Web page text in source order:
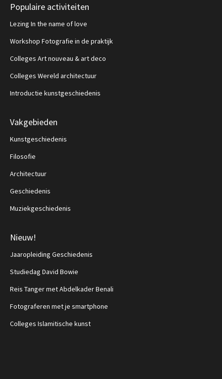
Populaire activiteiten
Lezing In the name of love
Workshop Fotografie in de praktijk
Colleges Art nouveau & art deco
Colleges Wereld architectuur
Introductie kunstgeschiedenis
Vakgebieden
Kunstgeschiedenis
Filosofie
Architectuur
Geschiedenis
Muziekgeschiedenis
Nieuw!
Jaaropleiding Geschiedenis
Studiedag David Bowie
Reis Tanger met Abdelkader Benali
Fotograferen met je smartphone
Colleges Islamitische kunst